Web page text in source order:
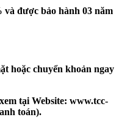
được bảo hành 03 năm
hoặc chuyển khoản ngay
tại Website: www.tcc-
toán).